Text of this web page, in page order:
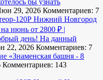
бы узнать
29, 2026 Комментариев: 7
120Р Нижний Новгород
июнь от 2800 ₽ |
день! На данный
22, 2026 Комментариев: 7
«Знаменская башня - 8
Комментариев: 143